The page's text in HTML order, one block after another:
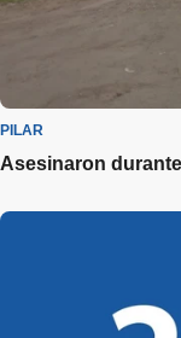
PILAR
Asesinaron